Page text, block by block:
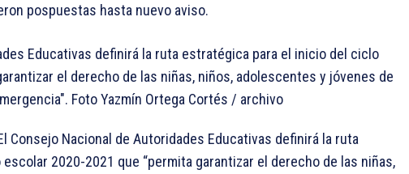
pospuestas hasta nuevo aviso.
Consejo Nacional de Autoridades Educativas definirá la ruta
2020-2021 que “permita garantizar el derecho de las niñas,